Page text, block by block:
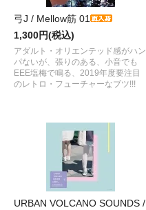
弓J / Mellow筋 01
1,300円(税込)
アダルト・オリエンテッド感がハン
パないが、張りのある、小音でも
EEE塩梅で鳴る、2019年度要注目
のレトロ・フューチャーなブツ!!!
URBAN VOLCANO SOUNDS /